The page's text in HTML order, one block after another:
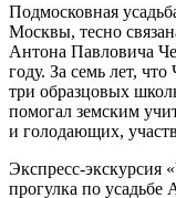
Подмосковная
Москвы, тесно
Антона Павловича
году. За семь лет,
три образцовых
помогал земским
и голодающих,
Экспресс-экскурсия
прогулка по усадьбе